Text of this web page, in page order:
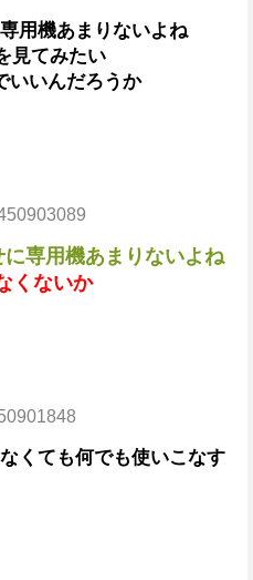
用機あまりないよね
見てみたい
いいんだろうか
専用機あまりないよね
くないか
くても何でも使いこなす